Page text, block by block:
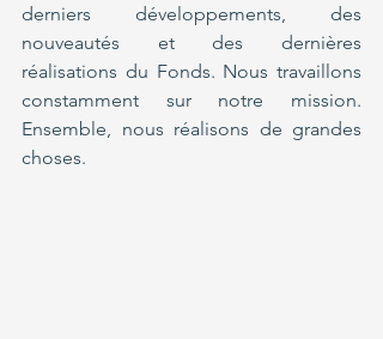
derniers développements, des
nouveautés et des dernières
réalisations du Fonds. Nous travaillons
constamment sur notre mission.
Ensemble, nous réalisons de grandes
choses.